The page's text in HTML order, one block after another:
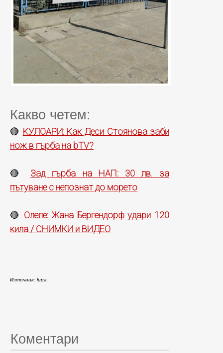
Какво четем:
🔴 КУЛОАРИ: Как Деси Стоянова заби
нож в гърба на bTV?
🔴 Зад гърба на НАП: 30 лв. за
пътуване с непознат до морето
🔴 Олеле: Жана Бергендорф удари 120
кила / СНИМКИ и ВИДЕО
Източник: lupa
Коментари